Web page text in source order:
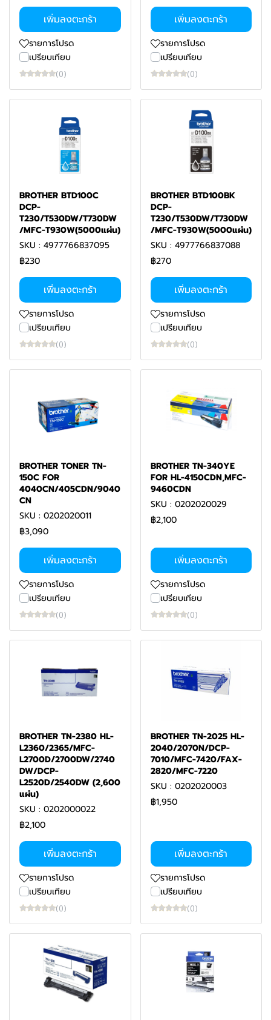
เพิ่มลงตะกร้า
รายการโปรด
เปรียบเทียบ
(0)
เพิ่มลงตะกร้า
รายการโปรด
เปรียบเทียบ
(0)
BROTHER BTD100C
DCP-
T230/T530DW/T730DW
/MFC-T930W(5000แผ่น)
SKU : 4977766837095
฿230
เพิ่มลงตะกร้า
รายการโปรด
เปรียบเทียบ
(0)
BROTHER BTD100BK
DCP-
T230/T530DW/T730DW
/MFC-T930W(5000แผ่น)
SKU : 4977766837088
฿270
เพิ่มลงตะกร้า
รายการโปรด
เปรียบเทียบ
(0)
BROTHER TONER TN-
150C FOR
4040CN/405CDN/9040
CN
SKU : 0202020011
฿3,090
เพิ่มลงตะกร้า
รายการโปรด
เปรียบเทียบ
(0)
BROTHER TN-340YE
FOR HL-4150CDN,MFC-
9460CDN
SKU : 0202020029
฿2,100
เพิ่มลงตะกร้า
รายการโปรด
เปรียบเทียบ
(0)
BROTHER TN-2380 HL-
L2360/2365/MFC-
L2700D/2700DW/2740
DW/DCP-
L2520D/2540DW (2,600
แผ่น)
SKU : 0202000022
฿2,100
เพิ่มลงตะกร้า
รายการโปรด
เปรียบเทียบ
(0)
BROTHER TN-2025 HL-
2040/2070N/DCP-
7010/MFC-7420/FAX-
2820/MFC-7220
SKU : 0202020003
฿1,950
เพิ่มลงตะกร้า
รายการโปรด
เปรียบเทียบ
(0)